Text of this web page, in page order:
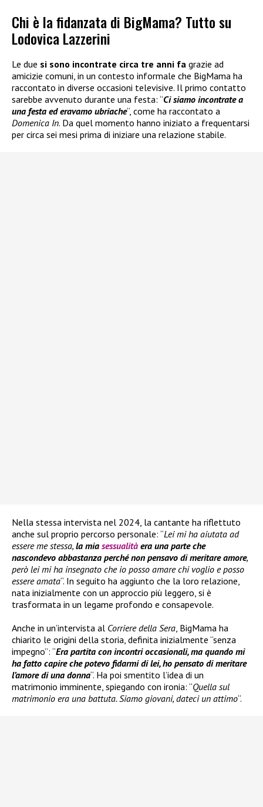
Chi è la fidanzata di BigMama? Tutto su
Lodovica Lazzerini
Le due si sono incontrate circa tre anni fa grazie ad
amicizie comuni, in un contesto informale che BigMama ha
raccontato in diverse occasioni televisive. Il primo contatto
sarebbe avvenuto durante una festa: “Ci siamo incontrate a
una festa ed eravamo ubriache“, come ha raccontato a
Domenica In. Da quel momento hanno iniziato a frequentarsi
per circa sei mesi prima di iniziare una relazione stabile.
Nella stessa intervista nel 2024, la cantante ha riflettuto
anche sul proprio percorso personale: “Lei mi ha aiutata ad
essere me stessa, la mia sessualità era una parte che
nascondevo abbastanza perché non pensavo di meritare amore,
però lei mi ha insegnato che io posso amare chi voglio e posso
essere amata“. In seguito ha aggiunto che la loro relazione,
nata inizialmente con un approccio più leggero, si è
trasformata in un legame profondo e consapevole.
Anche in un’intervista al Corriere della Sera , BigMama ha
chiarito le origini della storia, definita inizialmente “senza
impegno”: “Era partita con incontri occasionali, ma quando mi
ha fatto capire che potevo fidarmi di lei, ho pensato di meritare
l’amore di una donna“. Ha poi smentito l’idea di un
matrimonio imminente, spiegando con ironia: “Quella sul
matrimonio era una battuta. Siamo giovani, dateci un attimo“.